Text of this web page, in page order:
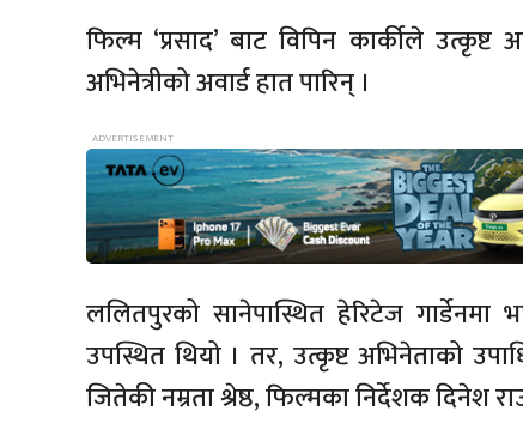
फिल्म ‘प्रसाद’ बाट विपिन कार्कीले उत्कृष्ट
अभिनेत्रीको अवार्ड हात पारिन् ।
ललितपुरको सानेपास्थित हेरिटेज गार्डेनमा
उपस्थित थियो । तर, उत्कृष्ट अभिनेताको
जितेकी नम्रता श्रेष्ठ, फिल्मका निर्देशक दिनेश